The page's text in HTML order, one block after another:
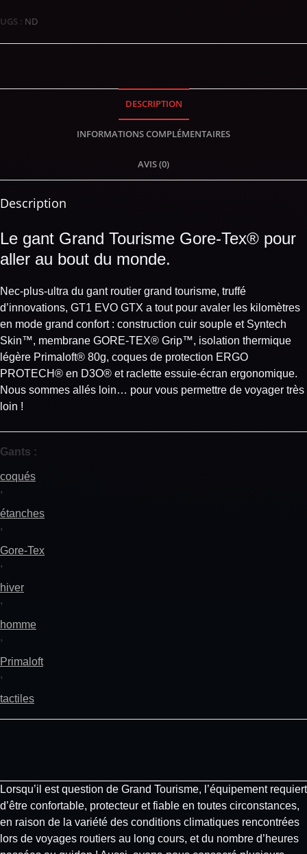
UGS : ND
DESCRIPTION
INFORMATIONS COMPLÉMENTAIRES
AVIS (0)
Description
Le gant Grand Tourisme Gore-Tex® pour
aller au bout du monde.
Nec-plus-ultra du gant routier grand tourisme, truffé
d’innovations, GT1 EVO GTX a tout pour avaler les kilomètres
en mode grand confort : construction cuir souple et Syntech
Skin™, membrane GORE-TEX® Grip™, isolation thermique
légère Primaloft® 80g, coques de protection ERGO
PROTECH® en D3O® et raclette essuie-écran ergonomique.
Nous sommes allés loin… pour vous permettre de voyager très
loin !
Gants :
coqués
,
étanches
,
Gore-Tex
,
hiver
,
homme
,
Primaloft
,
tactiles
Lorsqu’il est question de Grand Tourisme, l’équipement requiert
d’être confortable, protecteur et fiable en toutes circonstances,
en raison de la variété des conditions climatiques rencontrées
lors de voyages routiers au long cours, et du nombre d’heures